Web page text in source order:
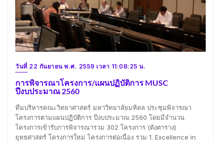
วันที่ 22 กันยายน พ.ศ. 2559 เวลา 11:08:25 น.
การพิจารณาโครงการ/แผนปฏิบัติการ MUSC
ปีงบประมาณ 2560
ทีมบริหารคณะวิทยาศาสตร์ มหาวิทยาลัยมหิดล ประชุมพิจารณา
โครงการตามแผนปฏิบัติการ ปีงบประมาณ 2560 โดยมีจำนวน
โครงการเข้ารับการพิจารณารวม 302 โครงการ (ดังตาราง)
ยุทธศาสตร์ โครงการใหม่ โครงการต่อเนื่อง รวม 1. Excellence in